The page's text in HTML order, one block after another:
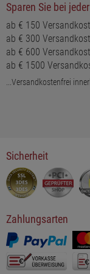
Sparen Sie bei
ab € 150
ab € 300
ab € 600
ab € 1500
...Versandkostenfrei
Sicherheit
Zahlungsarten